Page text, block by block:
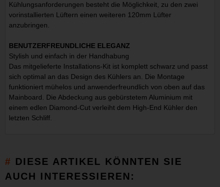
Kühlungsanforderungen besteht die Möglichkeit, zu den zwei
vorinstallierten Lüftern einen weiteren 120mm Lüfter
anzubringen.
BENUTZERFREUNDLICHE ELEGANZ
Stylish und einfach in der Handhabung
Das mitgelieferte Installations-Kit ist komplett schwarz und passt
sich optimal an das Design des Kühlers an. Die Montage
funktioniert mühelos und anwenderfreundlich von oben auf das
Mainboard. Die Abdeckung aus gebürstetem Aluminium mit
einem edlen Diamond-Cut verleiht dem High-End Kühler den
letzten Schliff.
DIESE ARTIKEL KÖNNTEN SIE
AUCH INTERESSIEREN: